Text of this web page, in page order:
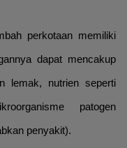
perkotaan memiliki
dapat mencakup
lemak, nutrien seperti
patogen
penyakit).